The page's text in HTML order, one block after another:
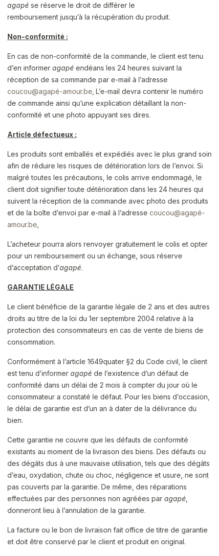
agapé se réserve le droit de différer le
remboursement jusqu’à la récupération du produit.
Non-conformité :
En cas de non-conformité de la commande, le client est tenu
d’en informer agapé endéans les 24 heures suivant la
réception de sa commande par e-mail à l’adresse
coucou@agapé-amour.be. L’e-mail devra contenir le numéro
de commande ainsi qu’une explication détaillant la non-
conformité et une photo appuyant ses dires.
Article défectueux :
Les produits sont emballés et expédiés avec le plus grand soin
afin de réduire les risques de détérioration lors de l’envoi. Si
malgré toutes les précautions, le colis arrive endommagé, le
client doit signifier toute détérioration dans les 24 heures qui
suivent la réception de la commande avec photo des produits
et de la boîte d’envoi par e-mail à l’adresse coucou@agapé-
amour.be.
L’acheteur pourra alors renvoyer gratuitement le colis et opter
pour un remboursement ou un échange, sous réserve
d’acceptation d’agapé.
GARANTIE LÉGALE
Le client bénéficie de la garantie légale de 2 ans et des autres
droits au titre de la loi du 1er septembre 2004 relative à la
protection des consommateurs en cas de vente de biens de
consommation.
Conformément à l’article 1649quater §2 du Code civil, le client
est tenu d’informer agapé de l’existence d’un défaut de
conformité dans un délai de 2 mois à compter du jour où le
consommateur a constaté le défaut. Pour les biens d’occasion,
le délai de garantie est d’un an à dater de la délivrance du
bien.
Cette garantie ne couvre que les défauts de conformité
existants au moment de la livraison des biens. Des défauts ou
des dégâts dus à une mauvaise utilisation, tels que des dégâts
d’eau, oxydation, chute ou choc, négligence et usure, ne sont
pas couverts par la garantie. De même, des réparations
effectuées par des personnes non agréées par agapé
donneront lieu à l’annulation de la garantie.
La facture ou le bon de livraison fait office de titre de garantie
et doit être conservé par le client et produit en original.